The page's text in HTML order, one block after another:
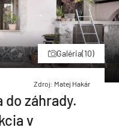
Galéria(10)
Zdroj: Matej Hakár
záhrady.
v